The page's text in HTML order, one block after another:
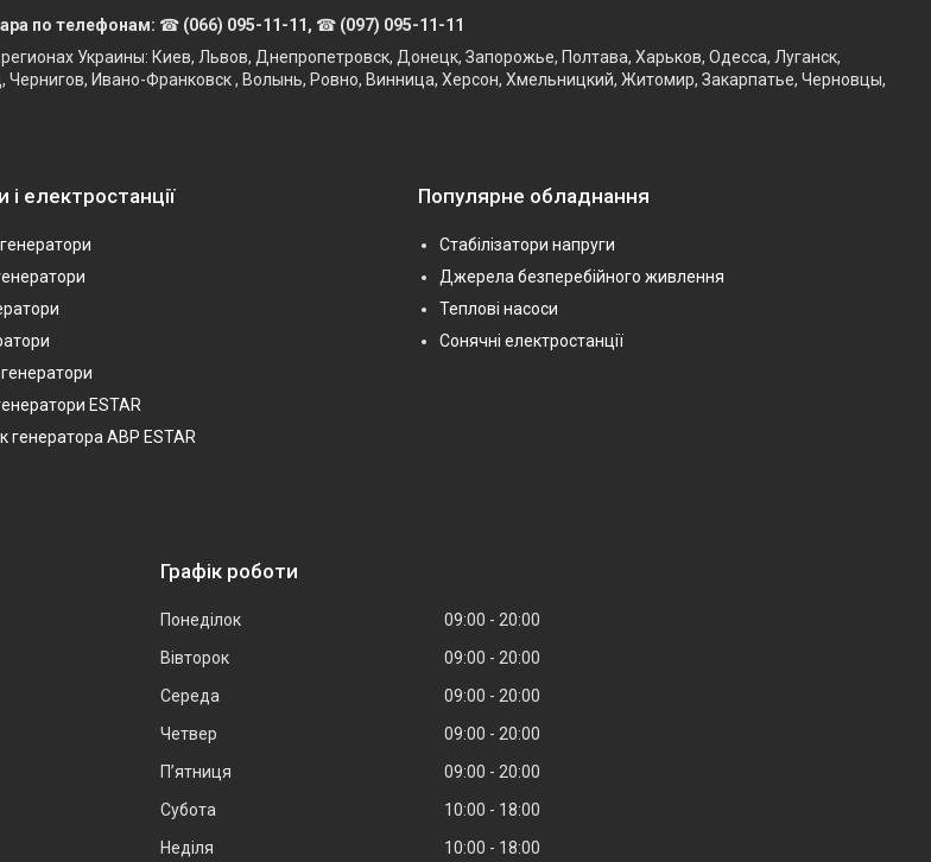
по телефонам: ☎ (066) 095-11-11, ☎ (097) 095-11-11
Украины: Киев, Львов, Днепропетровск, Донецк, Запорожье, Полтава, Харьков, Одесса, Луганск,
Ивано-Франковск , Волынь, Ровно, Винница, Херсон, Хмельницкий, Житомир, Закарпатье, Черновцы,
і електростанції
генератори
ESTAR
генератора АВР ESTAR
Популярне обладнання
Стабілізатори напруги
Джерела безперебійного живлення
Теплові насоси
Сонячні електростанції
Графік роботи
Понеділок 09:00
20:00
Вівторок
09:00
20:00
Середа
09:00
20:00
Четвер
09:00
20:00
Пʼятниця
09:00
20:00
Субота
10:00
18:00
Неділя
10:00 18:00